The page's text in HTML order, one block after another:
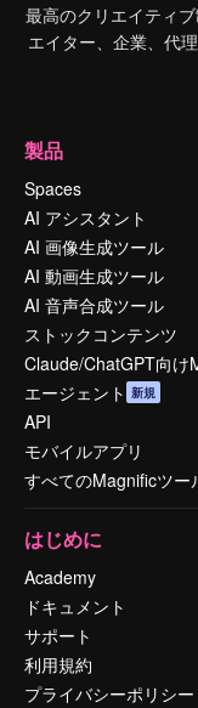
最高のクリエイティ
エイター、企業、代
製品
Spaces
AI アシスタント
AI 画像生成ツール
AI 動画生成ツール
AI 音声合成ツール
ストックコンテンツ
Claude/ChatGPT向け
エージェント 新規
API
モバイルアプリ
すべてのMagnificツー
はじめに
Academy
ドキュメント
サポート
利用規約
プライバシーポリシー